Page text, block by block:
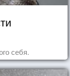
себя.